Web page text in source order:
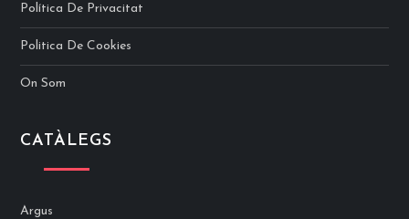
Política De Privacitat
Politica De Cookies
On Som
CATÀLEGS
Argus